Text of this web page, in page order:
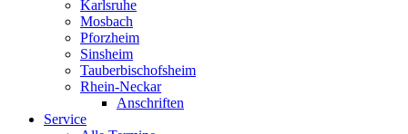
Karlsruhe
Mosbach
Pforzheim
Sinsheim
Tauberbischofsheim
Rhein-Neckar
Anschriften
Service